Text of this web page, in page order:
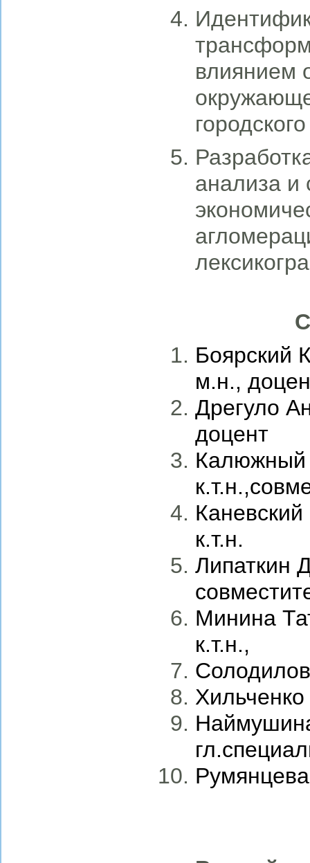
влиянием
анализа и
Боярский
м.н.,
Дрегуло
доцент
Калюжный
к.т.н.
к.т.н.
Липаткин
Минина
к.т.н.,